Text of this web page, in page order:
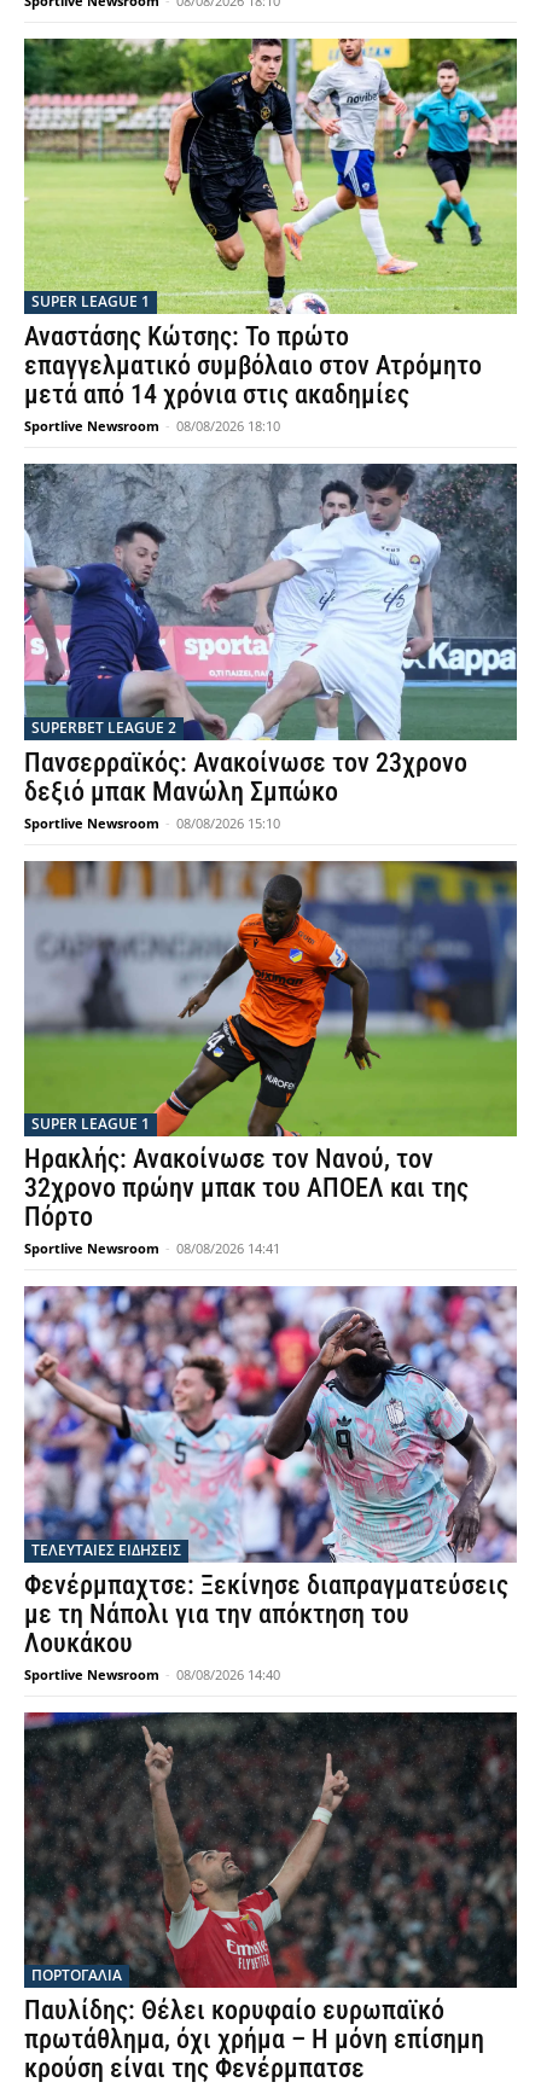
SUPER LEAGUE 1
Αναστάσης Κώτσης: Το πρώτο
επαγγελματικό συμβόλαιο στον Ατρόμητο
μετά από 14 χρόνια στις ακαδημίες
Sportlive Newsroom - 08/08/2026 18:10
SUPERBET LEAGUE 2
Πανσερραϊκός: Ανακοίνωσε τον 23χρονο
δεξιό μπακ Μανώλη Σμπώκο
Sportlive Newsroom - 08/08/2026 15:10
SUPER LEAGUE 1
Ηρακλής: Ανακοίνωσε τον Νανού, τον
32χρονο πρώην μπακ του ΑΠΟΕΛ και της
Πόρτο
Sportlive Newsroom - 08/08/2026 14:41
ΤΕΛΕΥΤΑΙΕΣ ΕΙΔΗΣΕΙΣ
Φενέρμπαχτσε: Ξεκίνησε διαπραγματεύσεις
με τη Νάπολι για την απόκτηση του
Λουκάκου
Sportlive Newsroom - 08/08/2026 14:40
ΠΟΡΤΟΓΑΛΙΑ
Παυλίδης: Θέλει κορυφαίο ευρωπαϊκό
πρωτάθλημα, όχι χρήμα – Η μόνη επίσημη
κρούση είναι της Φενέρμπατσε